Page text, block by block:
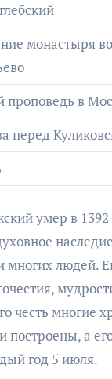
монастыря
проповедь в
перед
умер в 1392
многих людей.
честь многие
построены, а
год 5 июля.